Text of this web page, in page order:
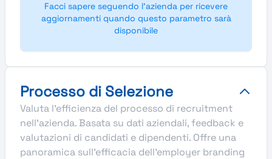
Facci sapere seguendo l'azienda per ricevere
aggiornamenti quando questo parametro sarà
disponibile
Processo di Selezione
Valuta l'efficienza del processo di recruitment
nell'azienda. Basata su dati aziendali, feedback e
valutazioni di candidati e dipendenti. Offre una
panoramica sull'efficacia dell'employer branding